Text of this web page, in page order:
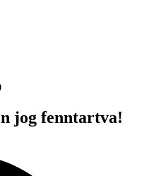
jog fenntartva!